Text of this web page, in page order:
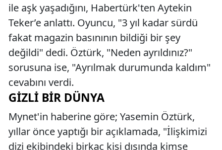
ile aşk yaşadığını, Habertürk'ten Aytekin
Teker’e anlattı. Oyuncu, "3 yıl kadar sürdü
fakat magazin basınının bildiği bir şey
değildi" dedi. Öztürk, "Neden ayrıldınız?"
sorusuna ise, "Ayrılmak durumunda kaldım"
cevabını verdi.
GIZLI BIR DÜNYA
Mynet'in haberine göre; Yasemin Öztürk,
yıllar önce yaptığı bir açıklamada, "İlişkimizi
dizi ekibindeki birkaç kişi dışında kimse